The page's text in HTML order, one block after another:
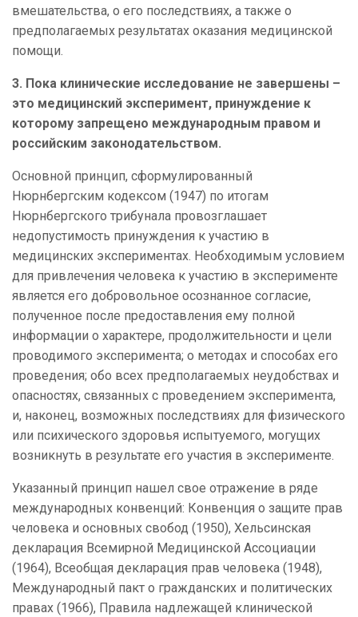
вмешательства, о его последствиях, а также о
предполагаемых результатах оказания медицинской
помощи.
3. Пока клинические исследование не завершены –
это медицинский эксперимент, принуждение к
которому запрещено международным правом и
российским законодательством.
Основной принцип, сформулированный
Нюрнбергским кодексом (1947) по итогам
Нюрнбергского трибунала провозглашает
недопустимость принуждения к участию в
медицинских экспериментах. Необходимым условием
для привлечения человека к участию в эксперименте
является его добровольное осознанное согласие,
полученное после предоставления ему полной
информации о характере, продолжительности и цели
проводимого эксперимента; о методах и способах его
проведения; обо всех предполагаемых неудобствах и
опасностях, связанных с проведением эксперимента,
и, наконец, возможных последствиях для физического
или психического здоровья испытуемого, могущих
возникнуть в результате его участия в эксперименте.
Указанный принцип нашел свое отражение в ряде
международных конвенций: Конвенция о защите прав
человека и основных свобод (1950), Хельсинская
декларация Всемирной Медицинской Ассоциации
(1964), Всеобщая декларация прав человека (1948),
Международный пакт о гражданских и политических
правах (1966), Правила надлежащей клинической